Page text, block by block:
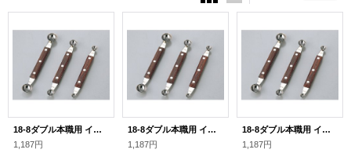
18-8ダブル本職用 イモクリ 9-10分
1,187円
18-8ダブル本職用 イモクリ 7-8 分
1,187円
18-8ダブル本職用 イモクリ 3-4 分
1,187円